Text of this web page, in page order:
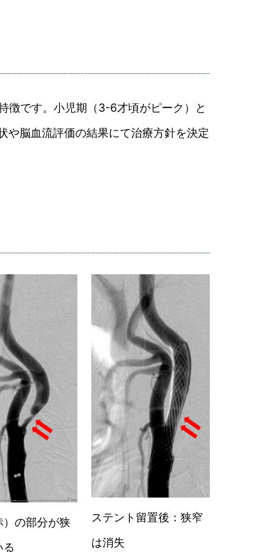
徴です。小児期（3-6才頃がピーク）と
や脳血流評価の結果にて治療方針を決定
）の部分が狭
る
ステント留置後：狭窄
は消失